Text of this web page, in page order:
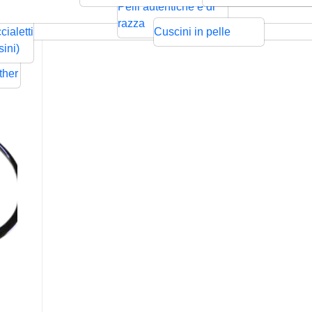
Rilievo
Pelli autentiche e di
razza
Pressione
Cuscini in pelle